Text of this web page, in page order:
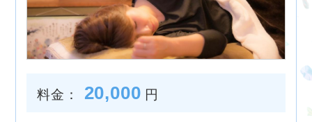
料金： 20,000 円